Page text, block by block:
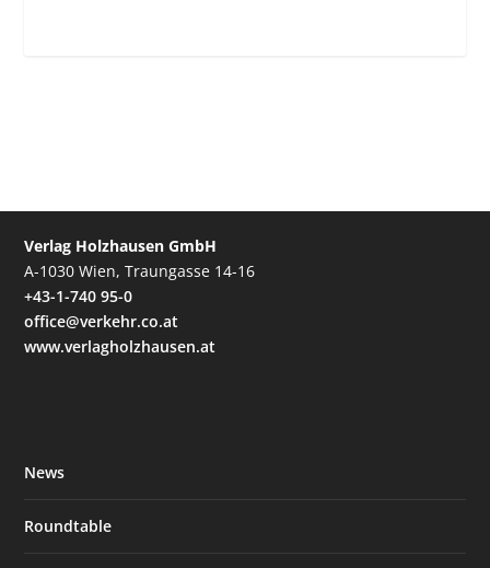
Verlag Holzhausen GmbH
A-1030 Wien, Traungasse 14-16
+43-1-740 95-0
office@verkehr.co.at
www.verlagholzhausen.at
News
Roundtable